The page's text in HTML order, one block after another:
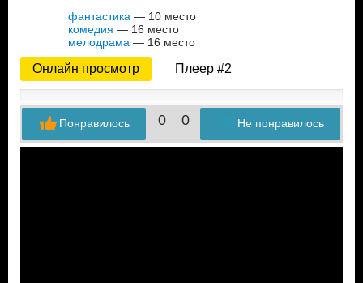
фантастика — 10 место
комедия — 16 место
мелодрама — 16 место
Онлайн просмотр Плеер #2
0 0 Не понравилось
Понравилось